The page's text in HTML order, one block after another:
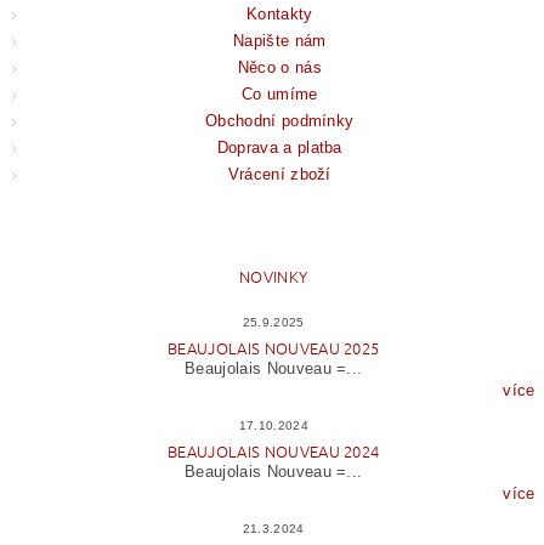
Kontakty
Napište nám
Něco o nás
Co umíme
Obchodní podmínky
Doprava a platba
Vrácení zboží
NOVINKY
25.9.2025
BEAUJOLAIS NOUVEAU 2025
Beaujolais Nouveau =...
více
17.10.2024
BEAUJOLAIS NOUVEAU 2024
Beaujolais Nouveau =...
více
21.3.2024